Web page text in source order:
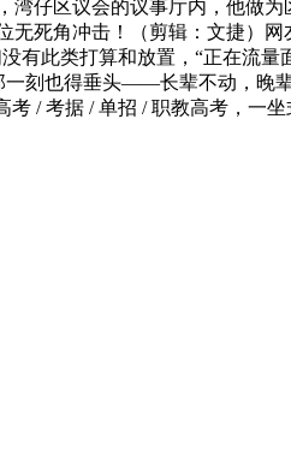
仔区议会的议事厅内，他做为
无死角冲击！（剪辑：文捷）
有此类打算和放置，“正在流量
一刻也得垂头——长辈不动，晚
/ 考据 / 单招 / 职教高考，一坐